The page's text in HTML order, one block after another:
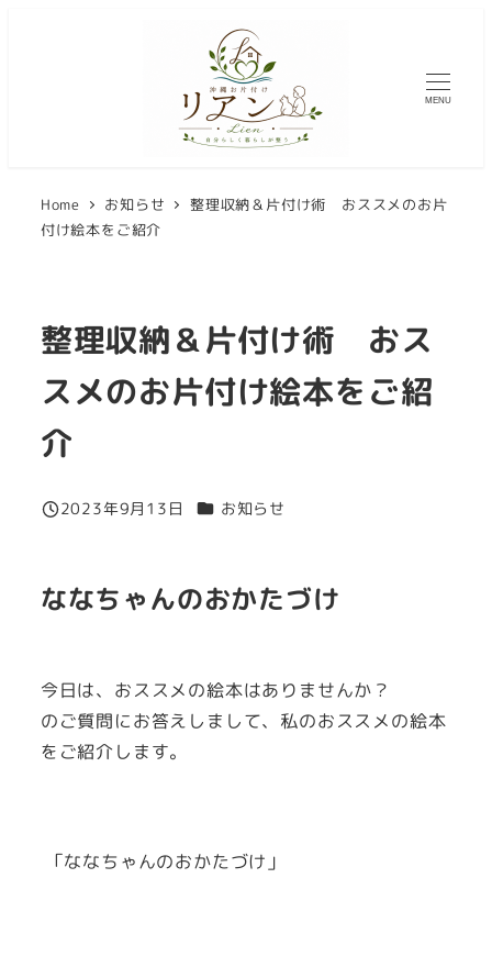
MENU
Home お知らせ
整理収納＆片付け術 おススメのお片
付け絵本をご紹介
整理収納＆片付け術 おス
スメのお片付け絵本をご紹
介
投稿日
2023年9月13日 カテゴリー
お知らせ
ななちゃんのおかたづけ
今日は、おススメの絵本はありませんか？
のご質問にお答えしまして、私のおススメの絵本
をご紹介します。
「ななちゃんのおかたづけ」